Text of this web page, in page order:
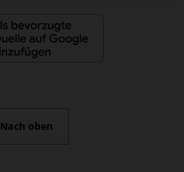
Nach oben